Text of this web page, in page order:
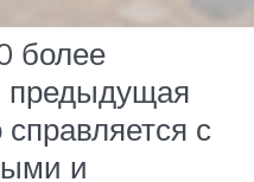
более
предыдущая
с
и